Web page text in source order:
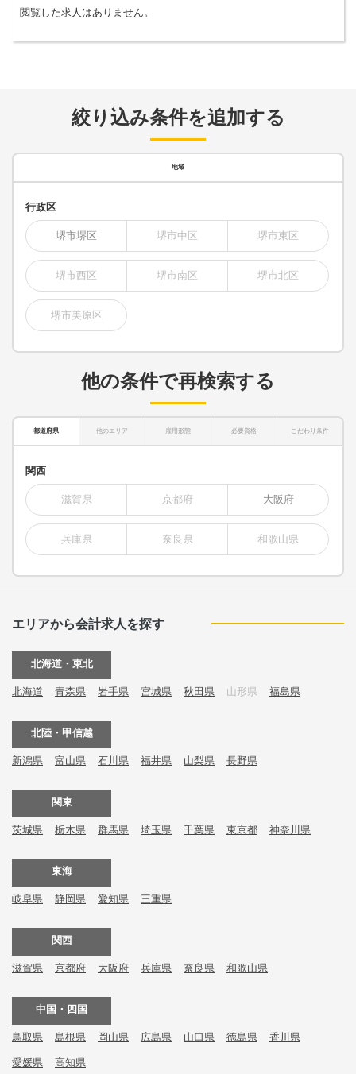
閲覧した求人はありません。
絞り込み条件を追加する
地域
行政区
堺市堺区 堺市中区 堺市東区
堺市西区 堺市南区 堺市北区
堺市美原区
他の条件で再検索する
都道府県 他のエリア 雇用形態 必要資格 こだわり条件
関西
滋賀県 京都府 大阪府
兵庫県 奈良県 和歌山県
エリアから会計求人を探す
北海道・東北
北海道 青森県 岩手県 宮城県 秋田県 山形県 福島県
北陸・甲信越
新潟県 富山県 石川県 福井県 山梨県 長野県
関東
茨城県 栃木県 群馬県 埼玉県 千葉県 東京都 神奈川県
東海
岐阜県 静岡県 愛知県 三重県
関西
滋賀県 京都府 大阪府 兵庫県 奈良県 和歌山県
中国・四国
鳥取県 島根県 岡山県 広島県 山口県 徳島県 香川県
愛媛県 高知県